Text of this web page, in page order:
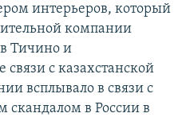
интерьеров, который
компании
Тичино и
с казахстанской
всплывало в связи с
в России в